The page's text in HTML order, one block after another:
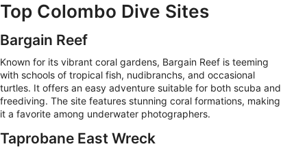
Top Colombo Dive Sites
Bargain Reef
Known for its vibrant coral gardens, Bargain Reef is teeming
with schools of tropical fish, nudibranchs, and occasional
turtles. It offers an easy adventure suitable for both scuba and
freediving. The site features stunning coral formations, making
it a favorite among underwater photographers.
Taprobane East Wreck